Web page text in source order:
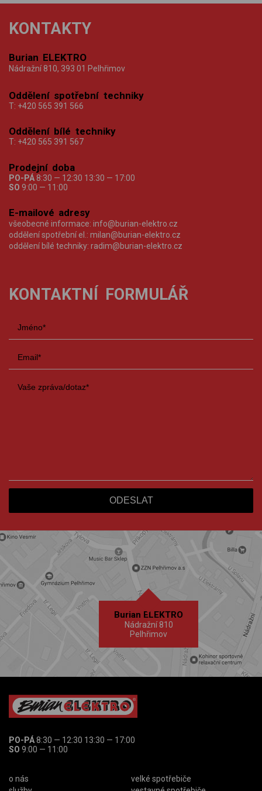
KONTAKTY
Burian ELEKTRO
Nádražní 810, 393 01 Pelhřimov
Oddělení spotřební techniky
T: +420 565 391 566
Oddělení bílé techniky
T: +420 565 391 567
Prodejní doba
PO-PÁ 8:30 — 12:30 13:30 — 17:00
SO 9:00 — 11:00
E-mailové adresy
všeobecné informace: info@burian-elektro.cz
oddělení spotřební el.: milan@burian-elektro.cz
oddělení bílé techniky: radim@burian-elektro.cz
KONTAKTNÍ FORMULÁŘ
Burian ELEKTRO
Nádražní 810
Pelhřimov
PO-PÁ8:30 — 12:30 13:30 — 17:00
SO 9:00 — 11:00
o nás
velké spotřebiče